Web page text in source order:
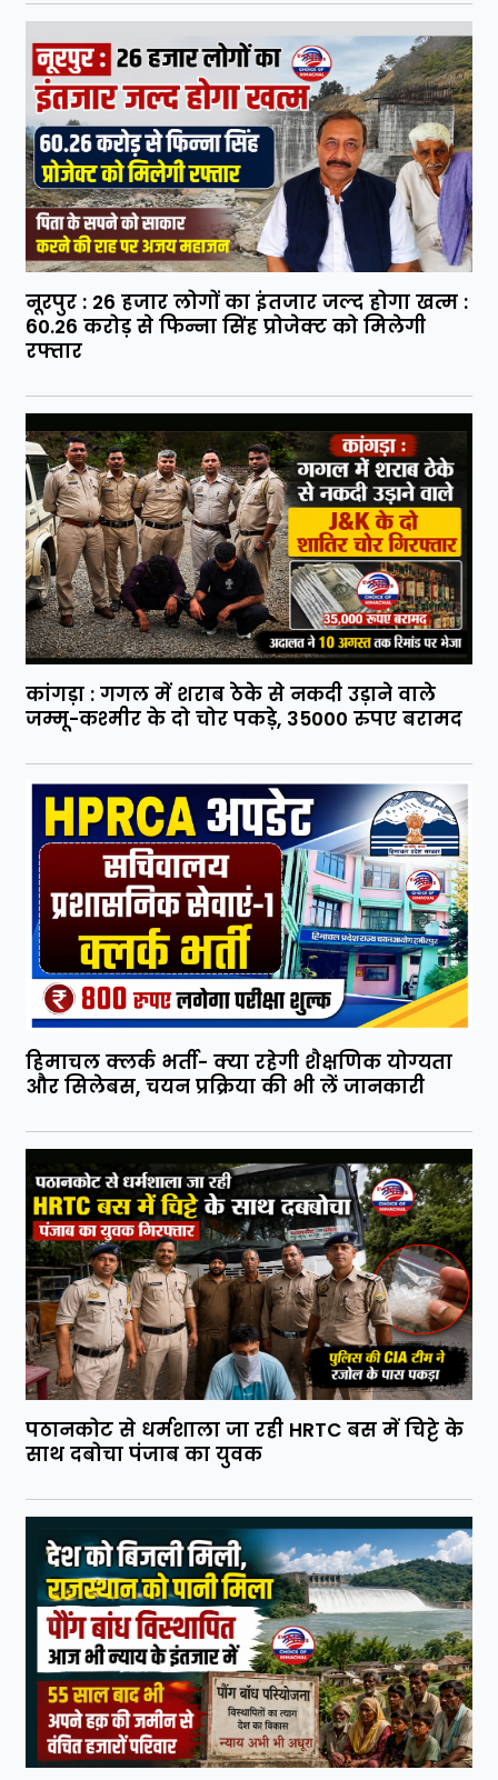
नूरपुर : 26 हजार लोगों का इंतजार जल्द होगा खत्म :
60.26 करोड़ से फिन्ना सिंह प्रोजेक्ट को मिलेगी
रफ्तार
कांगड़ा : गगल में शराब ठेके से नकदी उड़ाने वाले
जम्मू-कश्मीर के दो चोर पकड़े, 35000 रुपए बरामद
हिमाचल क्लर्क भर्ती- क्या रहेगी शैक्षणिक योग्यता
और सिलेबस, चयन प्रक्रिया की भी लें जानकारी
पठानकोट से धर्मशाला जा रही HRTC बस में चिट्टे के
साथ दबोचा पंजाब का युवक